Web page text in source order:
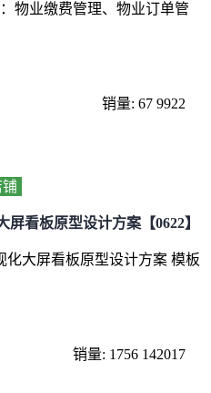
物业缴费管理、物业订单管
销量: 67 9922
铺
看板原型设计方案【0622】
化大屏看板原型设计方案 模板
销量: 1756 142017